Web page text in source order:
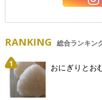
RANKING 総合ランキン
おにぎりとお